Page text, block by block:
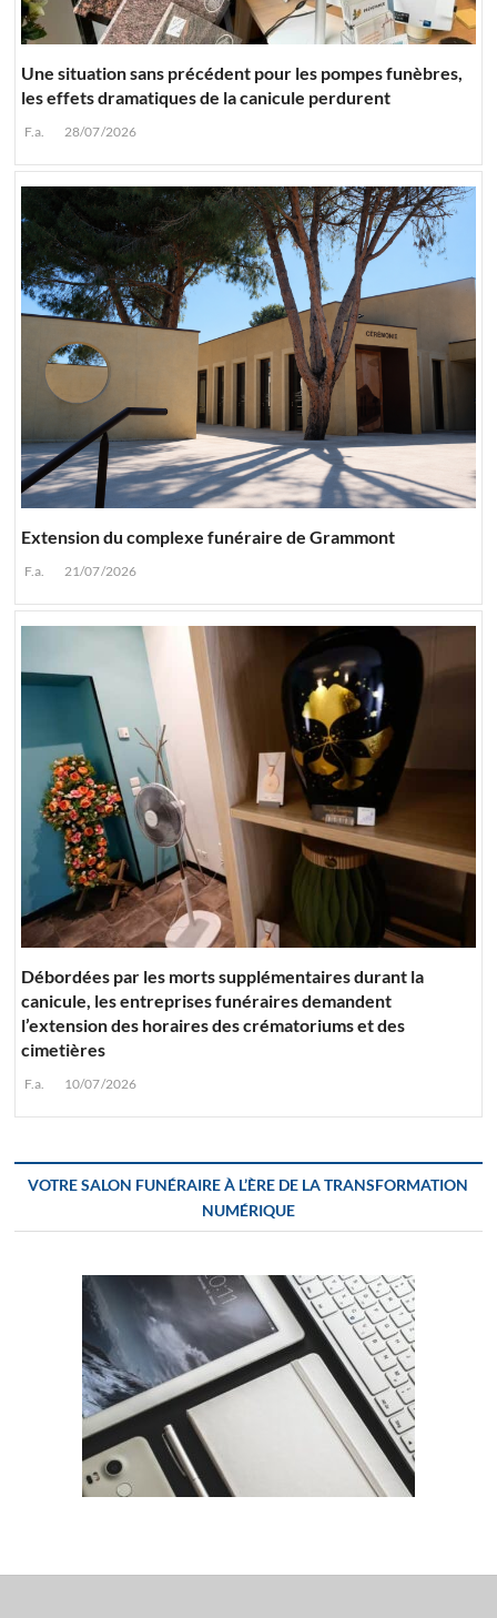
Une situation sans précédent pour les pompes funèbres,
les effets dramatiques de la canicule perdurent
F.a. 28/07/2026
Extension du complexe funéraire de Grammont
F.a. 21/07/2026
Débordées par les morts supplémentaires durant la
canicule, les entreprises funéraires demandent
l’extension des horaires des crématoriums et des
cimetières
F.a. 10/07/2026
VOTRE SALON FUNÉRAIRE À L’ÈRE DE LA TRANSFORMATION
NUMÉRIQUE